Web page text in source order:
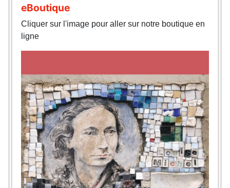
eBoutique
Cliquer sur l'image pour aller sur notre boutique en
ligne